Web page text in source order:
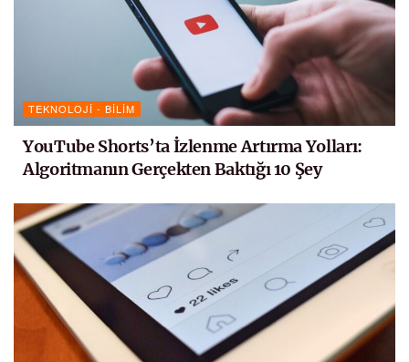
TEKNOLOJI - BILIM
YouTube Shorts’ta İzlenme Artırma Yolları:
Algoritmanın Gerçekten Baktığı 10 Şey